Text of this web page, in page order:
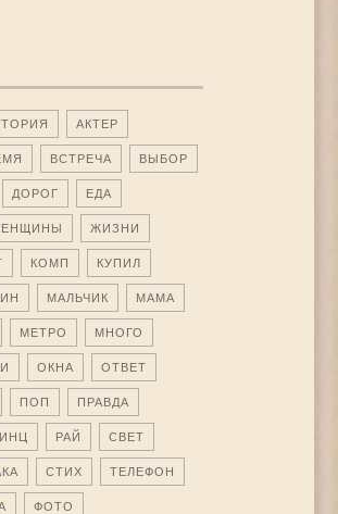
АКТЕР
ВСТРЕЧА ВЫБОР
ДОРОГ ЕДА
ЖИЗНИ
КОМП КУПИЛ
МАЛЬЧИК МАМА
МЕТРО МНОГО
ОКНА ОТВЕТ
ПОП ПРАВДА
РАЙ СВЕТ
СТИХ ТЕЛЕФОН
ФОТО